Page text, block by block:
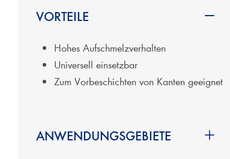
VORTEILE
Hohes Aufschmelzverhalten
Universell einsetzbar
Zum Vorbeschichten von Kanten geeignet
ANWENDUNGSGEBIETE